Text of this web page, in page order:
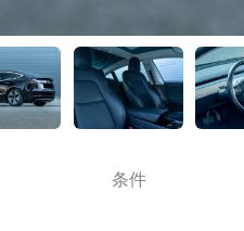
条件